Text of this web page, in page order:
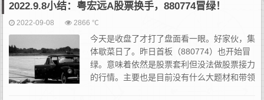
2022.9.8小结：粤宏远A股票换手，880774冒绿！
2022-09-08 2866 ℃
今天是收盘了才打了盘面看一眼。好家伙，集
体歇菜日了。昨日首板（880774）也开始冒
绿。意味着依然是股票套利但没法做股票接力
的行情。主要也是目前没有什么大题材和带领